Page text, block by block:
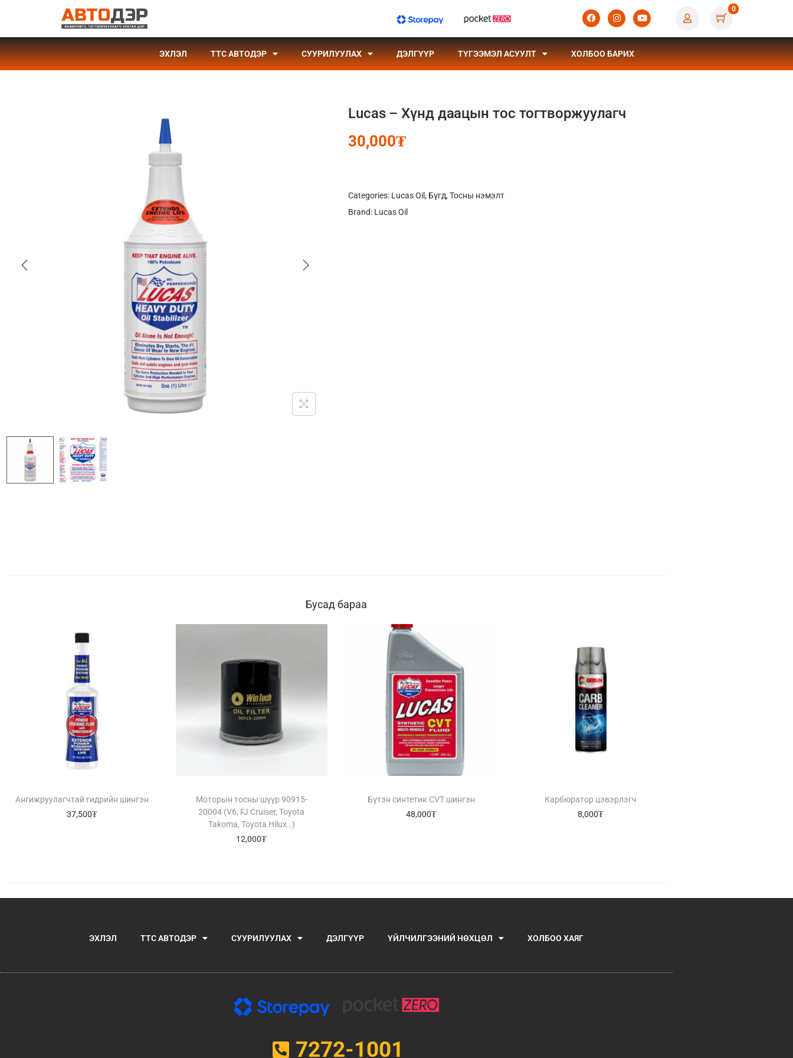
0
ЭХЛЭЛ TTC АВТОДЭР СУУРИЛУУЛАХ ДЭЛГҮҮР ТҮГЭЭМЭЛ АСУУЛТ ХОЛБОО БАРИХ
Lucas – Хүнд даацын тос тогтворжуулагч
30,000₮
Categories: Lucas Oil, Бүгд, Тосны нэмэлт
Brand: Lucas Oil
Бусад бараа
Ангижруулагчтай гидрийн шингэн
37,500₮
Моторын тосны шүүр 90915-
20004 (V6, FJ Cruiser, Toyota
Takoma, Toyota Hilux…)
12,000₮
Бүтэн синтетик CVT шингэн
48,000₮
Карбюратор цэвэрлэгч
8,000₮
ЭХЛЭЛ TTC АВТОДЭР СУУРИЛУУЛАХ ДЭЛГҮҮР ҮЙЛЧИЛГЭЭНИЙ НӨХЦӨЛ ХОЛБОО ХАЯГ
7272-1001